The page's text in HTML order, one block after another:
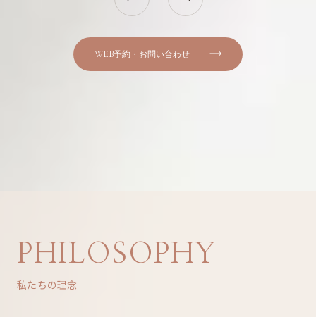
WEB予約・お問い合わせ
PHILOSOPHY
私たちの理念